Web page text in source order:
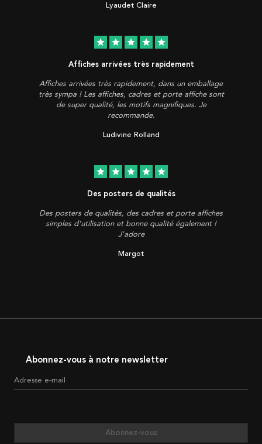
Lyaudet Claire
star star star star star
Affiches arrivées très rapidement
Affiches arrivées très rapidement, dans un emballage
très sympa ! Les affiches, cadres et porte affiche sont
de super qualité, les motifs magnifiques. Je
recommande.
Ludivine Rolland
star star star star star
Des posters de qualités
Des posters de qualités, des cadres et porte affiches
simples d'utilisation et bonne qualité également !
J'adore
Margot
Abonnez-vous à notre newsletter
Adresse e-mail
Abonnez-vous